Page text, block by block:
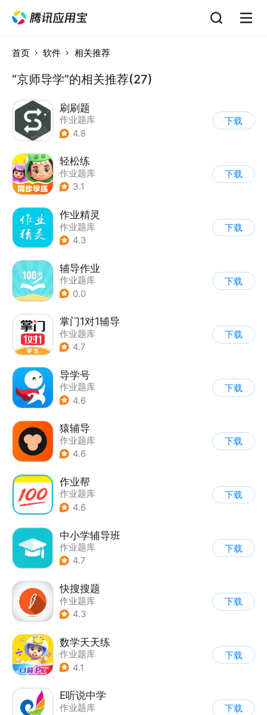
首页 软件 相关推荐
“京师导学”的相关推荐(27)
刷刷题
作业题库
4.8
下载
轻松练
作业题库
3.1
下载
作业精灵
作业题库
4.3
下载
辅导作业
作业题库
0.0
下载
掌门1对1辅导
作业题库
4.7
下载
导学号
作业题库
4.6
下载
猿辅导
作业题库
4.6
下载
作业帮
作业题库
4.6
下载
中小学辅导班
作业题库
4.7
下载
快搜搜题
作业题库
4.3
下载
数学天天练
作业题库
4.1
下载
E听说中学
作业题库
下载